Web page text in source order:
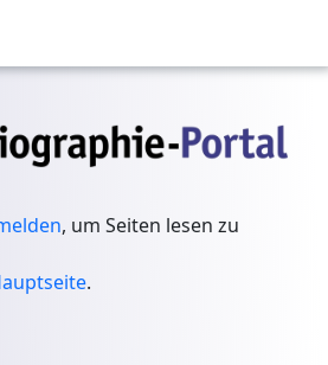
, um Seiten lesen zu
.